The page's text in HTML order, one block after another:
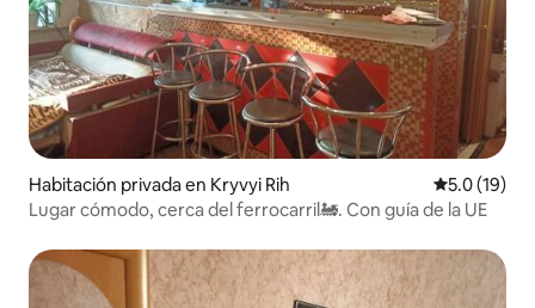
Habitación privada en Kryvyi Rih Calificación
5.0 (19)
Lugar cómodo, cerca del ferrocarril🚂. Con guía de la UE